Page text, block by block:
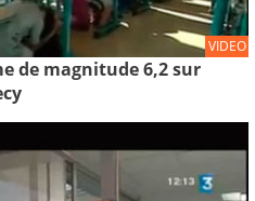
VIDEO
de magnitude 6,2 sur